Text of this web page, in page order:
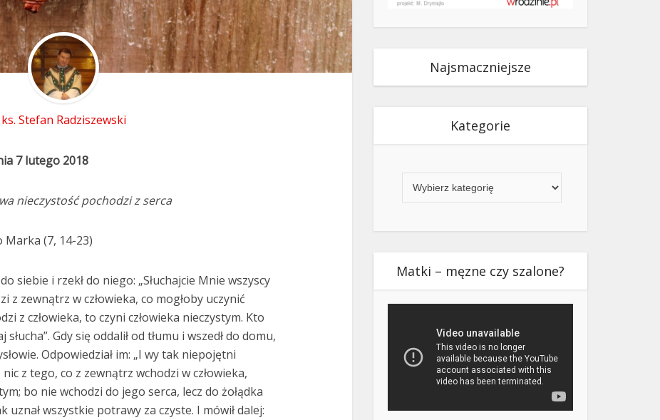
ks. Stefan Radziszewski
7 lutego 2018
nieczystość pochodzi z serca
Marka (7, 14-23)
siebie i rzekł do niego: „Słuchajcie Mnie wszyscy
z zewnątrz w człowieka, co mogłoby uczynić
z człowieka, to czyni człowieka nieczystym. Kto
Gdy się oddalił od tłumu i wszedł do domu,
Odpowiedział im: „I wy tak niepojętni
z tego, co z zewnątrz wchodzi w człowieka,
bo nie wchodzi do jego serca, lecz do żołądka
uznał wszystkie potrawy za czyste. I mówił dalej:
Najsmaczniejsze
Kategorie
Matki – męzne czy szalone?